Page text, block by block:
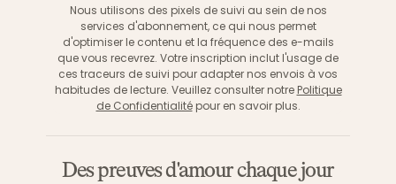
Nous utilisons des pixels de suivi au sein de nos
services d'abonnement, ce qui nous permet
d'optimiser le contenu et la fréquence des e-mails
que vous recevrez. Votre inscription inclut l'usage de
ces traceurs de suivi pour adapter nos envois à vos
habitudes de lecture. Veuillez consulter notre Politique
de Confidentialitépour en savoir plus.
Des preuves d'amour chaque jour